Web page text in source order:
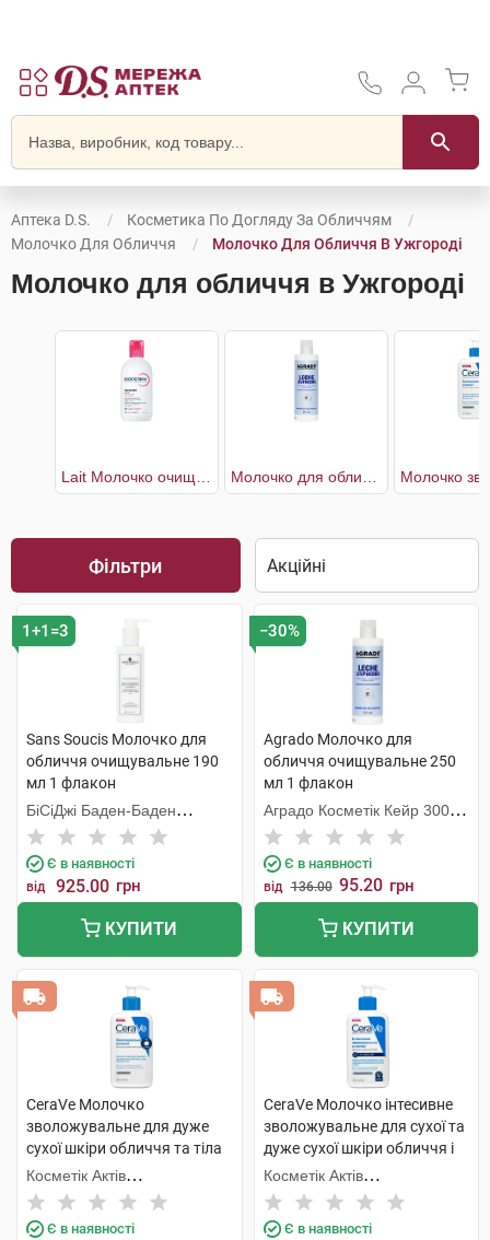
Аптека D.S.
Косметика По Догляду За Обличчям
Молочко Для Обличчя
Молочко Для Обличчя В Ужгороді
Молочко для обличчя в Ужгороді
Фільтри
1+1=3
Sans Soucis Молочко для
обличчя очищувальне 190
мл 1 флакон
БіСіДжі Баден-Баден
Косметікс Груп Гмбх
Є в наявності
від 925.00 грн
КУПИТИ
−30%
Agrado Молочко для
обличчя очищувальне 250
мл 1 флакон
Аградо Косметік Кейр 3000
С.Л.У.
Є в наявності
від 136.00 95.20 грн
КУПИТИ
CeraVe Молочко
зволожувальне для дуже
сухої шкіри обличчя та тіла
236 мл 1 флакон
Косметік Актів
Інтернаціональ
Є в наявності
CeraVe Молочко інтесивне
зволожувальне для сухої та
дуже сухої шкіри обличчя і
тіла 236 мл 1 флакон
Косметік Актів
Інтернаціональ
Є в наявності